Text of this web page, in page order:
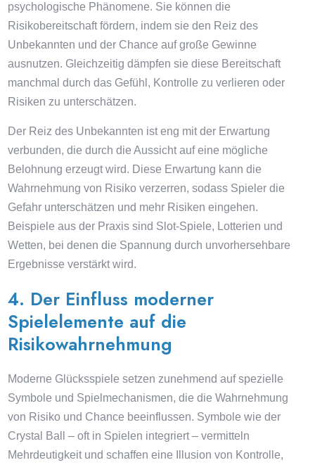
psychologische Phänomene. Sie können die
Risikobereitschaft fördern, indem sie den Reiz des
Unbekannten und der Chance auf große Gewinne
ausnutzen. Gleichzeitig dämpfen sie diese Bereitschaft
manchmal durch das Gefühl, Kontrolle zu verlieren oder
Risiken zu unterschätzen.
Der Reiz des Unbekannten ist eng mit der Erwartung
verbunden, die durch die Aussicht auf eine mögliche
Belohnung erzeugt wird. Diese Erwartung kann die
Wahrnehmung von Risiko verzerren, sodass Spieler die
Gefahr unterschätzen und mehr Risiken eingehen.
Beispiele aus der Praxis sind Slot-Spiele, Lotterien und
Wetten, bei denen die Spannung durch unvorhersehbare
Ergebnisse verstärkt wird.
4. Der Einfluss moderner
Spielelemente auf die
Risikowahrnehmung
Moderne Glücksspiele setzen zunehmend auf spezielle
Symbole und Spielmechanismen, die die Wahrnehmung
von Risiko und Chance beeinflussen. Symbole wie der
Crystal Ball – oft in Spielen integriert – vermitteln
Mehrdeutigkeit und schaffen eine Illusion von Kontrolle,